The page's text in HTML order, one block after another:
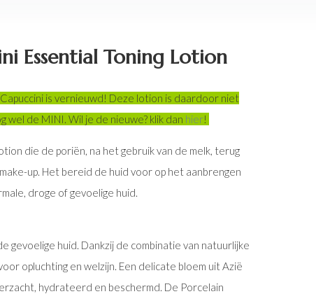
Essential Toning Lotion
is vernieuwd! Deze lotion is daardoor niet
de MINI. Wil je de nieuwe? klik dan hier!
die de poriën, na het gebruik van de melk, terug
up. Het bereid de huid voor op het aanbrengen
droge of gevoelige huid.
gevoelige huid. Dankzij de combinatie van natuurlijke
opluchting en welzijn. Een delicate bloem uit Azië
hydrateerd en beschermd. De Porcelain